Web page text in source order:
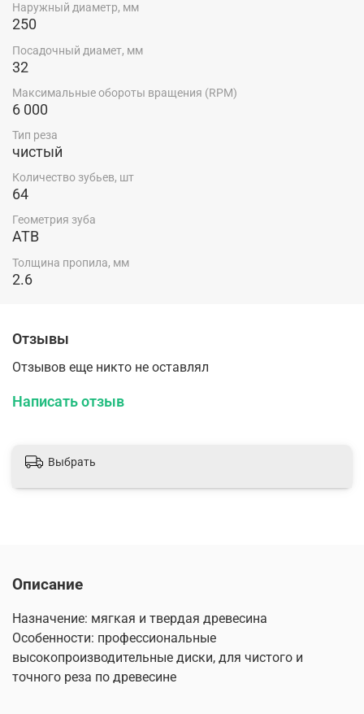
Наружный диаметр, мм
250
Посадочный диамет, мм
32
Максимальные обороты вращения (RPM)
6 000
Тип реза
чистый
Количество зубьев, шт
64
Геометрия зуба
ATB
Толщина пропила, мм
2.6
Отзывы
Отзывов еще никто не оставлял
Написать отзыв
Выбрать
Описание
Назначение: мягкая и твердая древесина
Особенности: профессиональные
высокопроизводительные диски, для чистого и
точного реза по древесине